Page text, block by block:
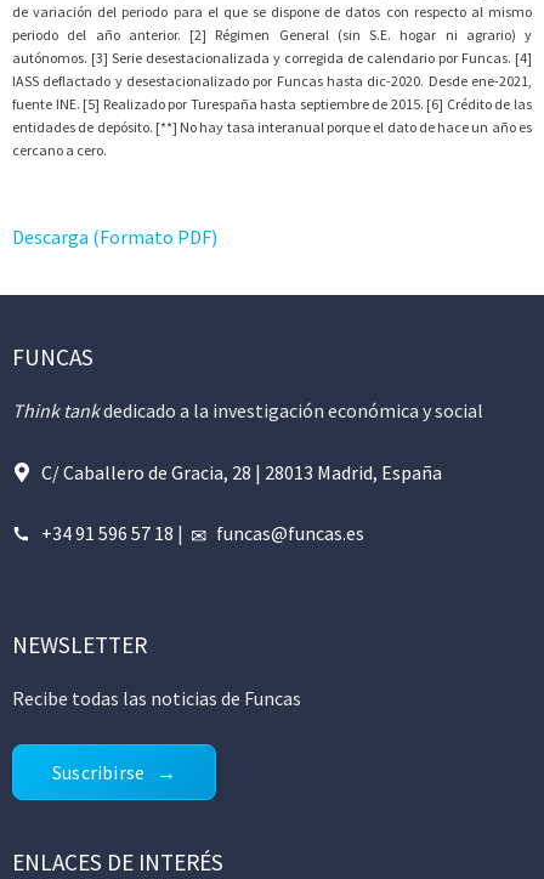
de variación del periodo para el que se dispone de datos con respecto al mismo
periodo del año anterior. [2] Régimen General (sin S.E. hogar ni agrario) y
autónomos. [3] Serie desestacionalizada y corregida de calendario por Funcas. [4]
IASS deflactado y desestacionalizado por Funcas hasta dic-2020. Desde ene-2021,
fuente INE. [5] Realizado por Turespaña hasta septiembre de 2015. [6] Crédito de las
entidades de depósito. [**] No hay tasa interanual porque el dato de hace un año es
cercano a cero.
Descarga (Formato PDF)
FUNCAS
Think tankdedicado a la investigación económica y social
C/ Caballero de Gracia, 28 | 28013 Madrid, España
+34 91 596 57 18 | funcas@funcas.es
NEWSLETTER
Recibe todas las noticias de Funcas
Suscribirse
ENLACES DE INTERÉS